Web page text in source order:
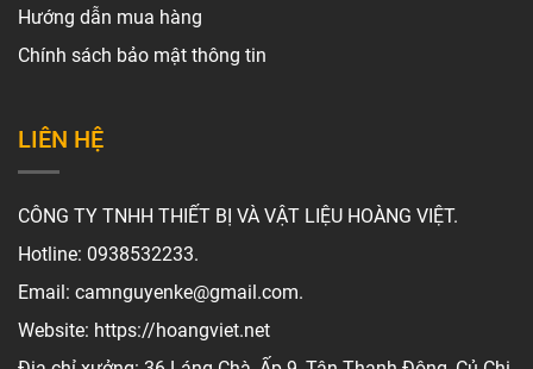
Hướng dẫn mua hàng
Chính sách bảo mật thông tin
LIÊN HỆ
CÔNG TY TNHH THIẾT BỊ VÀ VẬT LIỆU HOÀNG VIỆT.
Hotline: 0938532233.
Email: camnguyenke@gmail.com.
Website: https://hoangviet.net